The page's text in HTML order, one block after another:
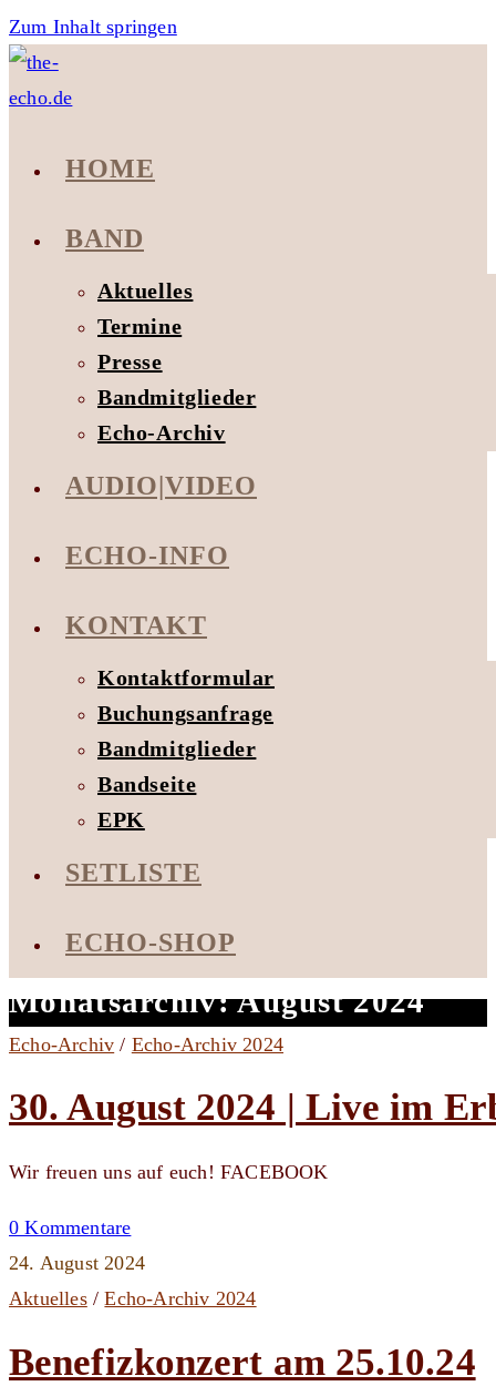
Zum Inhalt springen
HOME
BAND
Aktuelles
Termine
Presse
Bandmitglieder
Echo-Archiv
AUDIO|VIDEO
ECHO-INFO
KONTAKT
Kontaktformular
Buchungsanfrage
Bandmitglieder
Bandseite
EPK
SETLISTE
ECHO-SHOP
Monatsarchiv: August 2024
Echo-Archiv / Echo-Archiv 2024
30. August 2024 | Live im
Wir freuen uns auf euch! FACEBOOK
0 Kommentare
24. August 2024
Aktuelles/Echo-Archiv 2024
Benefizkonzert am 25.10.24